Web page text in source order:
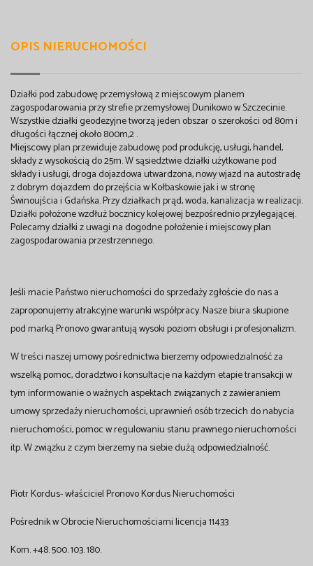
OPIS NIERUCHOMOŚCI
Działki pod zabudowę przemysłową z miejscowym planem
zagospodarowania przy strefie przemysłowej Dunikowo w Szczecinie.
Wszystkie działki geodezyjne tworzą jeden obszar o szerokości od 80m i
długości łącznej około 800m,2 .
Miejscowy plan przewiduje zabudowę pod produkcję, usługi, handel,
składy z wysokością do 25m. W sąsiedztwie działki użytkowane pod
składy i usługi, droga dojazdowa utwardzona, nowy wjazd na autostradę
z dobrym dojazdem do przejścia w Kołbaskowie jak i w stronę
Świnoujścia i Gdańska. Przy działkach prąd, woda, kanalizacja w realizacji.
Działki położone wzdłuż bocznicy kolejowej bezpośrednio przylegającej.
Polecamy działki z uwagi na dogodne położenie i miejscowy plan
zagospodarowania przestrzennego.
Jeśli macie Państwo nieruchomości do sprzedaży zgłoście do nas a
zaproponujemy atrakcyjne warunki współpracy. Nasze biura skupione
pod marką Pronovo gwarantują wysoki poziom obsługi i profesjonalizm.
W treści naszej umowy pośrednictwa bierzemy odpowiedzialność za
wszelką pomoc, doradztwo i konsultacje na każdym etapie transakcji w
tym informowanie o ważnych aspektach związanych z zawieraniem
umowy sprzedaży nieruchomości, uprawnień osób trzecich do nabycia
nieruchomości, pomoc w regulowaniu stanu prawnego nieruchomości
itp. W związku z czym bierzemy na siebie dużą odpowiedzialność.
Piotr Kordus- właściciel Pronovo Kordus Nieruchomości
Pośrednik w Obrocie Nieruchomościami licencja 11433
Kom. +48. 500. 103. 180.